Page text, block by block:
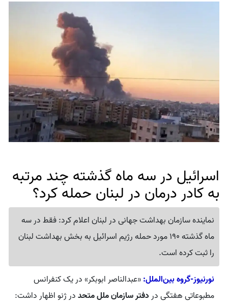
اسرائیل در سه ماه گذشته چند مرتبه
به کادر درمان در لبنان حمله کرد؟
نماینده سازمان بهداشت جهانی در لبنان اعلام کرد: فقط در سه
ماه گذشته 190 مورد حمله رژیم اسرائیل به بخش بهداشت لبنان
را ثبت کرده است.
نورنیوز-گروه بین‌الملل:«عبدالناصر ابوبکر» در یک کنفرانس
مطبوعاتی هفتگی دردفتر سازمان ملل متحددر ژنو اظهار داشت: